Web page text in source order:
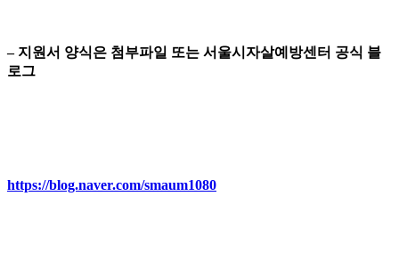
– 지원서 양식은 첨부파일 또는 서울시자살예방센터 공식 블
로그
https://blog.naver.com/smaum1080